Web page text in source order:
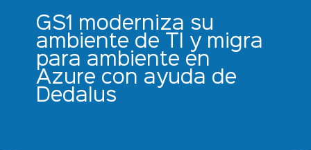
GS1 moderniza su
ambiente de TI y migra
para ambiente en
Azure con ayuda de
Dedalus